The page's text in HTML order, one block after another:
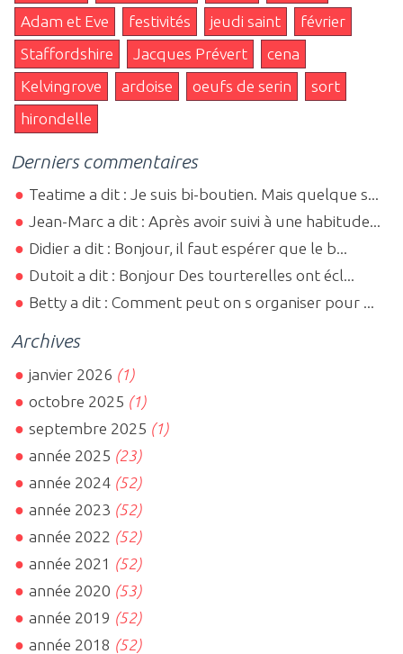
Adam et Eve
festivités jeudi saint
février
Staffordshire
Jacques Prévert
cena
Kelvingrove
ardoise oeufs de serin
sort
hirondelle
Derniers commentaires
Teatime a dit : Je suis bi-boutien. Mais quelque s...
Jean-Marc a dit : Après avoir suivi à une habitude...
Didier a dit : Bonjour, il faut espérer que le b...
Dutoit a dit : Bonjour Des tourterelles ont écl...
Betty a dit : Comment peut on s organiser pour ...
Archives
janvier 2026 (1)
octobre 2025 (1)
septembre 2025 (1)
année 2025 (23)
année 2024 (52)
année 2023 (52)
année 2022 (52)
année 2021 (52)
année 2020 (53)
année 2019 (52)
année 2018 (52)